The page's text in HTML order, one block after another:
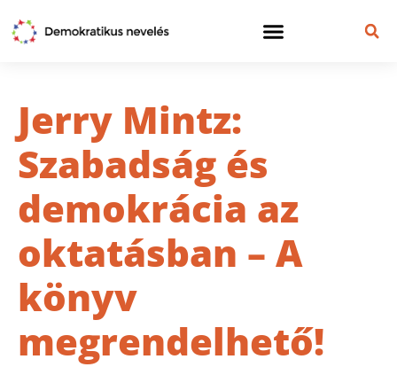
Jerry Mintz:
Szabadság és
demokrácia az
oktatásban – A
könyv
megrendelhető!